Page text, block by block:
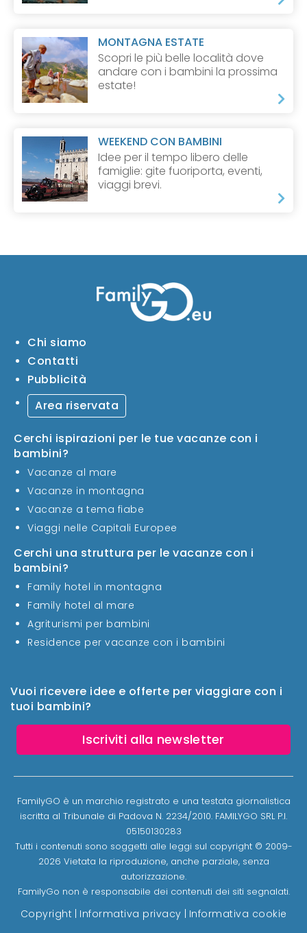
MONTAGNA ESTATE
Scopri le più belle località dove
andare con i bambini la prossima
estate!
WEEKEND CON BAMBINI
Idee per il tempo libero delle
famiglie: gite fuoriporta, eventi,
viaggi brevi.
Vuoi ricevere idee e offerte per viaggiare con i
tuoi bambini?
Iscriviti alla newsletter
Chi siamo
Contatti
Pubblicità
Area riservata
Cerchi ispirazioni per le tue vacanze con i
bambini?
Vacanze al mare
Vacanze in montagna
Vacanze a tema fiabe
Viaggi nelle Capitali Europee
Cerchi una struttura per le vacanze con i
bambini?
Family hotel in montagna
Family hotel al mare
Agriturismi per bambini
Residence per vacanze con i bambini
FamilyGO è un marchio registrato e una testata giornalistica
iscritta al Tribunale di Padova N. 2234/2010. FAMILYGO SRL P.I.
05150130283
Tutti i contenuti sono soggetti alle leggi sul copyright © 2009-
2026 Vietata la riproduzione, anche parziale, senza
autorizzazione.
FamilyGo non è responsabile dei contenuti dei siti segnalati.
Copyright | Informativa privacy | Informativa cookie